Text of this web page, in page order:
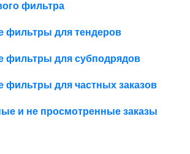
фильтра
фильтры для тендеров
фильтры для субподрядов
фильтры для частных заказов
и не просмотренные заказы